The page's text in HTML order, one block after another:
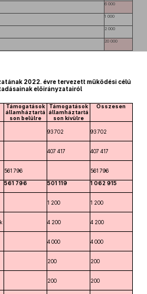
6 000
1 000
2 000
20 000
2022. évre tervezett működési célú
előirányzatairól
Támogatások
államháztartá
son belülre
Támogatások
államháztartá
son kívülre
Összesen
93 702 93 702
407 417 407 417
561 796 561 796
561 796 501 119 1 062 915
1 200 1 200
4 200 4 200
4 000 4 000
200 200
200 200